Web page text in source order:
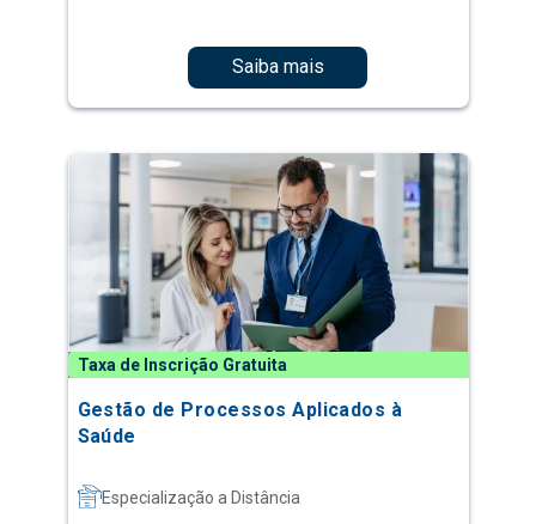
Saiba mais
Taxa de Inscrição Gratuita
Gestão de Processos Aplicados à
Saúde
Especialização a Distância